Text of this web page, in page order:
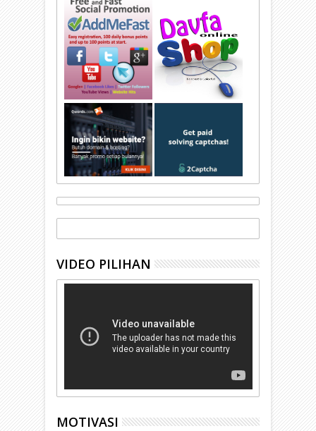
VIDEO PILIHAN
MOTIVASI